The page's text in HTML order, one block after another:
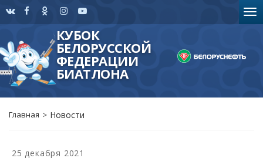
КУБОК
БЕЛОРУССКОЙ
ФЕДЕРАЦИИ
БИАТЛОНА
Главная > Новости
25 декабря 2021